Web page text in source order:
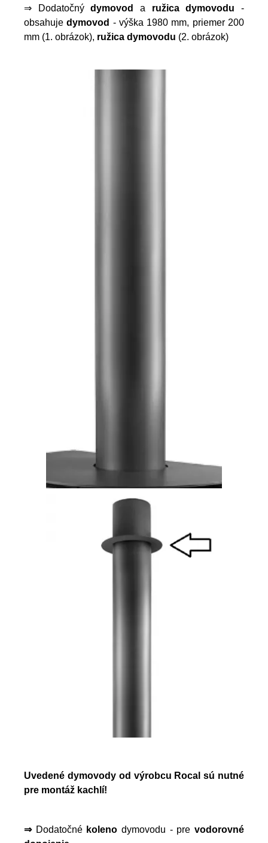
⇒ Dodatočnýdymovod a ružica dymovodu -
obsahujedymovod - výška 1980 mm, priemer 200
mm (1. obrázok), ružica dymovodu (2. obrázok)
Uvedené dymovody od výrobcu Rocal sú nutné
pre montáž kachlí!
⇒ Dodatočné koleno dymovodu - prevodorovné